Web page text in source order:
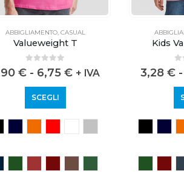
ABBIGLIAMENTO, CASUAL
Valueweight T
0 out of 5
€ - 6,75 € + IVA
SCEGLI
Kids
3,28 € -